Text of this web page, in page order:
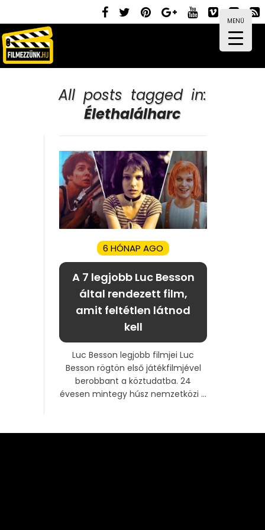
MENÜ
All posts tagged in:
Élethalálharc
6 HÓNAP AGO
A 7 legjobb Luc Besson
által rendezett film,
amit feltétlen látnod
kell
Luc Besson legjobb filmjei Luc
Besson rögtön első játékfilmjével
berobbant a köztudatba. 24
évesen mintegy húsz nemzetközi ...